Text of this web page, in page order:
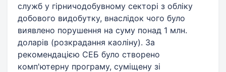
служб у гірничодобувному секторі з обліку
добового видобутку, внаслідок чого було
виявлено порушення на суму понад 1 млн.
доларів (розкрадання каоліну). За
рекомендацією СЕБ було створено
комп'ютерну програму, суміщену зі